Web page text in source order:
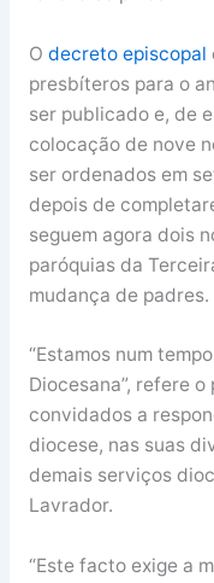
O decreto episcopal
presbíteros para o
ser publicado e, de
colocação de nove
ser ordenados em
depois de
seguem agora dois
paróquias da
mudança de padres.
“Estamos num
Diocesana”, refere o
convidados a
diocese, nas suas
demais serviços
Lavrador.
“Este facto exige a